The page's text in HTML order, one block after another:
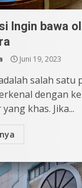
Ingin bawa
Juni 19, 2023
salah satu
dengan
khas. Jika...